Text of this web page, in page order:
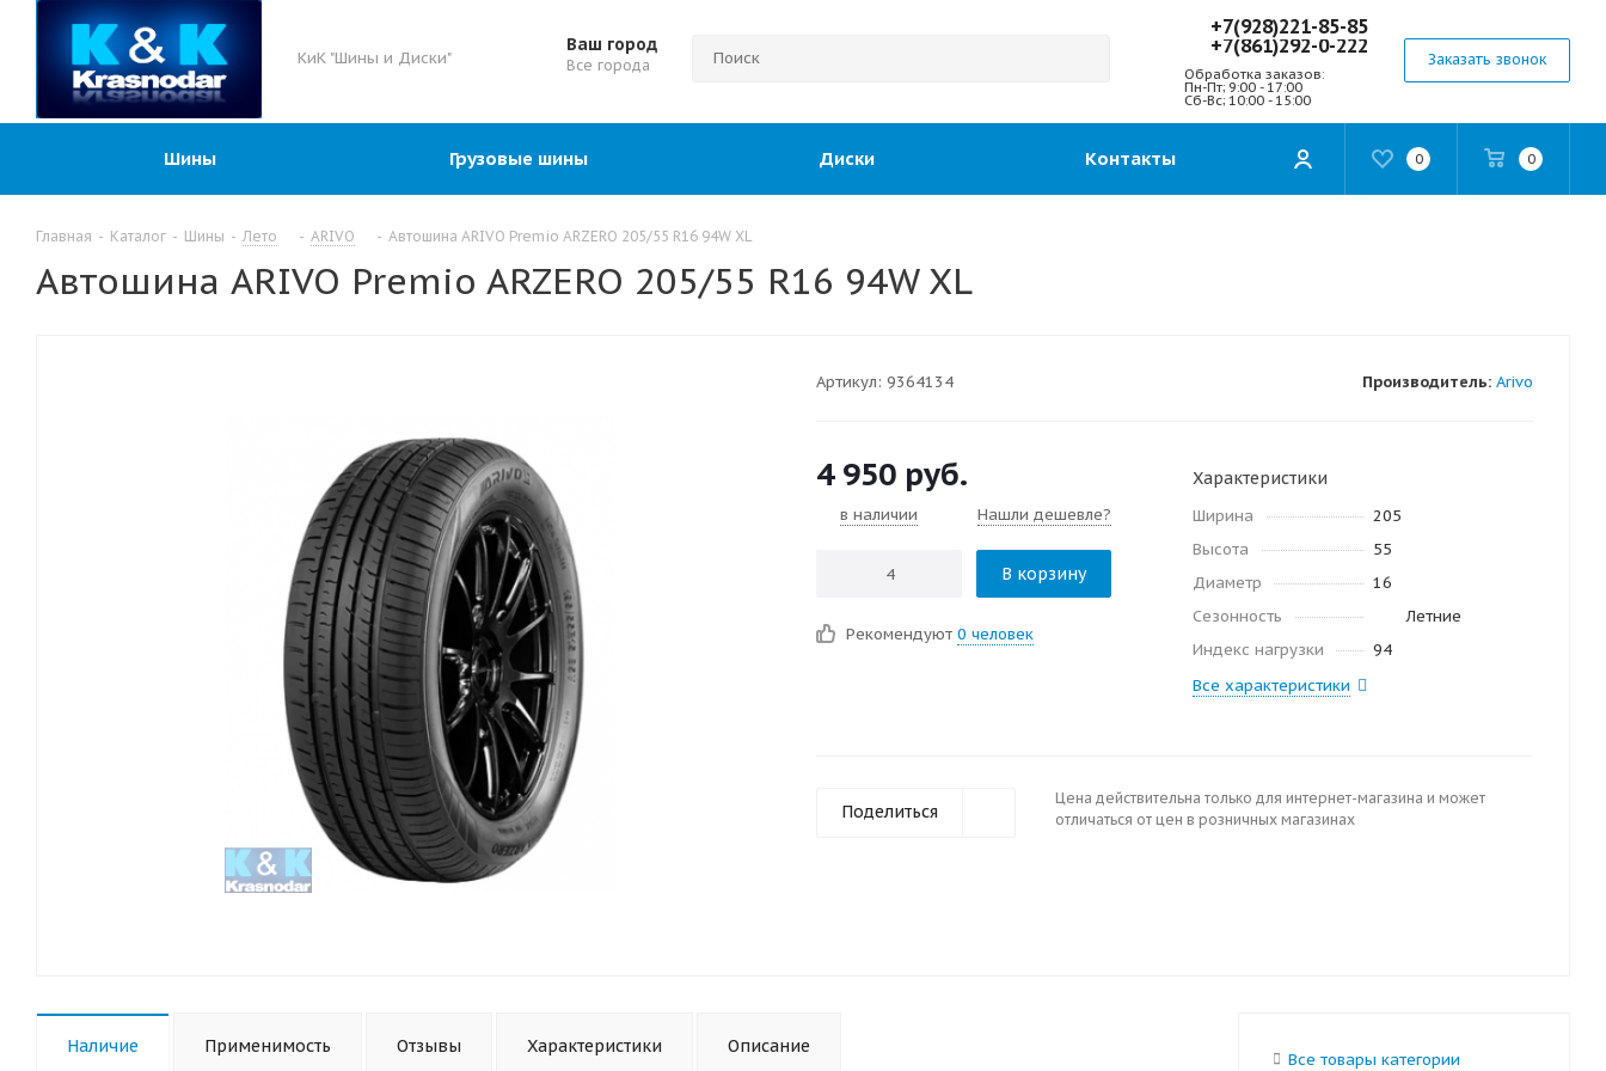
КиК "Шины и Диски"
Ваш город
Все города
+7(928)221-85-85
+7(861)292-0-222
Обработка заказов:
Пн-Пт; 9:00 - 17:00
Сб-Вс; 10:00 - 15:00
Заказать звонок
0 0
Шины Грузовые шины Диски Контакты
Главная - Каталог - Шины - Лето - ARIVO - Автошина ARIVO Premio ARZERO 205/55 R16 94W XL
Автошина ARIVO Premio ARZERO 205/55 R16 94W XL
Артикул: 9364134 Производитель: Arivo
4 950 руб.
в наличии Нашли дешевле?
В корзину
Рекомендуют 0 человек
Характеристики
Ширина
205
Высота
55
Диаметр
16
Сезонность
Летние
Индекс нагрузки
94
Все характеристики
Поделиться
Цена действительна только для интернет-магазина и может
отличаться от цен в розничных магазинах
Наличие Применимость Отзывы Характеристики Описание
Все товары категории